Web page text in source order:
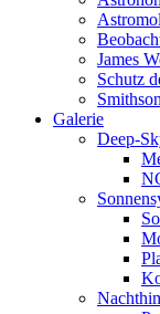
James
Schutz
Galerie
Deep-